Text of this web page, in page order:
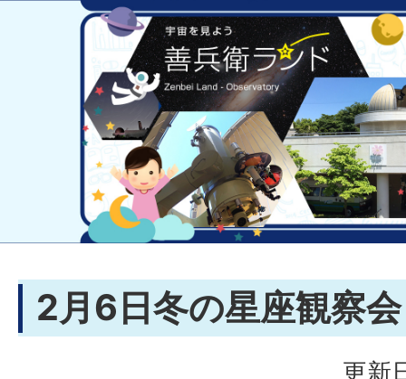
2月6日冬の星座観察会
更新